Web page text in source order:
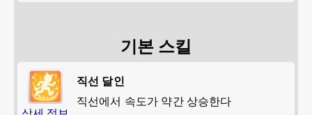
기본 스킬
직선 달인
직선에서 속도가 약간 상승한다